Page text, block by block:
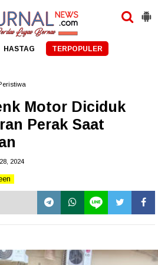
HASTAG TERPOPULER
Motor Diciduk
Perak Saat
2024